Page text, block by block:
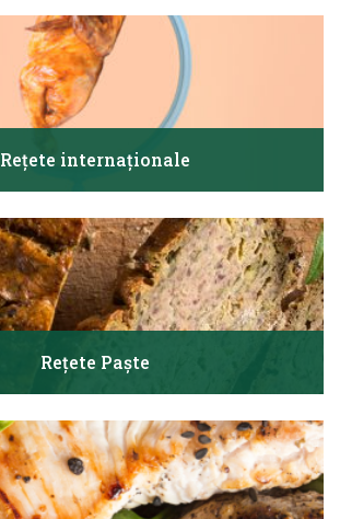
Rețete internaționale
Rețete Paște